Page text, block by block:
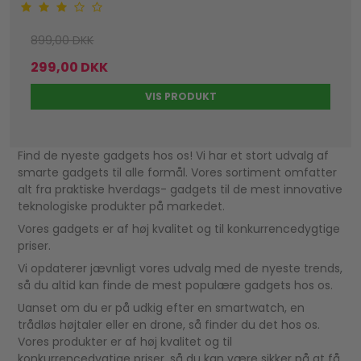
899,00 DKK
299,00 DKK
VIS PRODUKT
Find de nyeste gadgets hos os! Vi har et stort udvalg af
smarte gadgets til alle formål. Vores sortiment omfatter
alt fra praktiske hverdags- gadgets til de mest innovative
teknologiske produkter på markedet.
Vores gadgets er af høj kvalitet og til konkurrencedygtige
priser.
Vi opdaterer jævnligt vores udvalg med de nyeste trends,
så du altid kan finde de mest populære gadgets hos os.
Uanset om du er på udkig efter en smartwatch, en
trådløs højtaler eller en drone, så finder du det hos os.
Vores produkter er af høj kvalitet og til